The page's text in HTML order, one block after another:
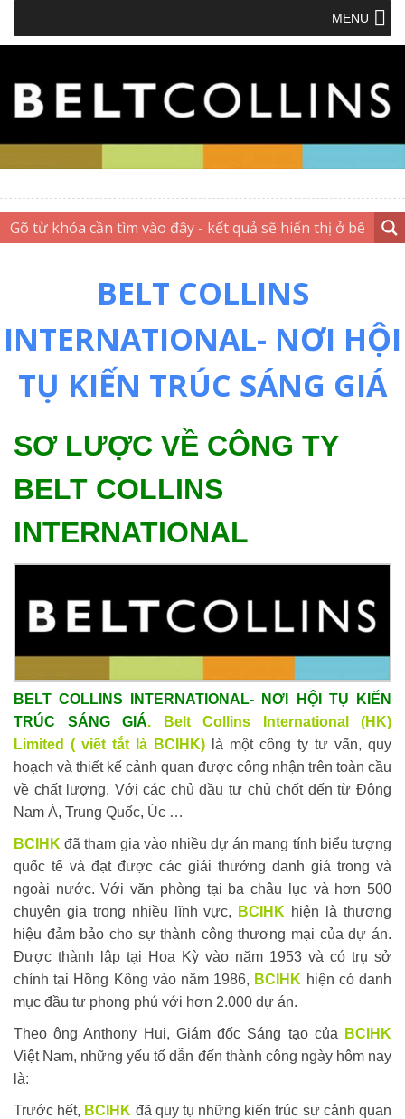
MENU
BELT COLLINS
INTERNATIONAL- NƠI HỘI
TỤ KIẾN TRÚC SÁNG GIÁ
SƠ LƯỢC VỀ CÔNG TY
BELT COLLINS
INTERNATIONAL
BELT COLLINS INTERNATIONAL- NƠI HỘI TỤ KIẾN
TRÚC SÁNG GIÁ.
Belt Collins International (HK)
Limited ( viết tắt là BCIHK) là một công ty tư vấn, quy
hoạch và thiết kế cảnh quan được công nhận trên toàn cầu
về chất lượng. Với các chủ đầu tư chủ chốt đến từ Đông
Nam Á, Trung Quốc, Úc …
BCIHK đã tham gia vào nhiều dự án mang tính biểu tượng
quốc tế và đạt được các giải thưởng danh giá trong và
ngoài nước. Với văn phòng tại ba châu lục và hơn 500
chuyên gia trong nhiều lĩnh vực,
BCIHK hiện là thương
hiệu đảm bảo cho sự thành công thương mại của dự án.
Được thành lập tại Hoa Kỳ vào năm 1953 và có trụ sở
chính tại Hồng Kông vào năm 1986, BCIHK hiện có danh
mục đầu tư phong phú với hơn 2.000 dự án.
Theo ông Anthony Hui, Giám đốc Sáng tạo của
BCIHK
Việt Nam, những yếu tố dẫn đến thành công ngày hôm nay
là:
Trước hết, BCIHK đã quy tụ những kiến ​​trúc sư cảnh quan